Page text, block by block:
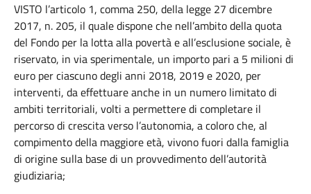
VISTO l’articolo 1, comma 250, della legge 27 dicembre
2017, n. 205, il quale dispone che nell’ambito della quota
del Fondo per la lotta alla povertà e all’esclusione sociale, è
riservato, in via sperimentale, un importo pari a 5 milioni di
euro per ciascuno degli anni 2018, 2019 e 2020, per
interventi, da effettuare anche in un numero limitato di
ambiti territoriali, volti a permettere di completare il
percorso di crescita verso l’autonomia, a coloro che, al
compimento della maggiore età, vivono fuori dalla famiglia
di origine sulla base di un provvedimento dell’autorità
giudiziaria;